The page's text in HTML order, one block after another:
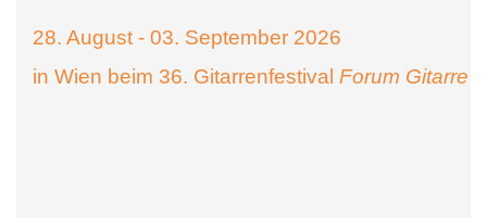
28. August - 03. September 2026
in Wien beim 36. Gitarrenfestival Forum Gitarre